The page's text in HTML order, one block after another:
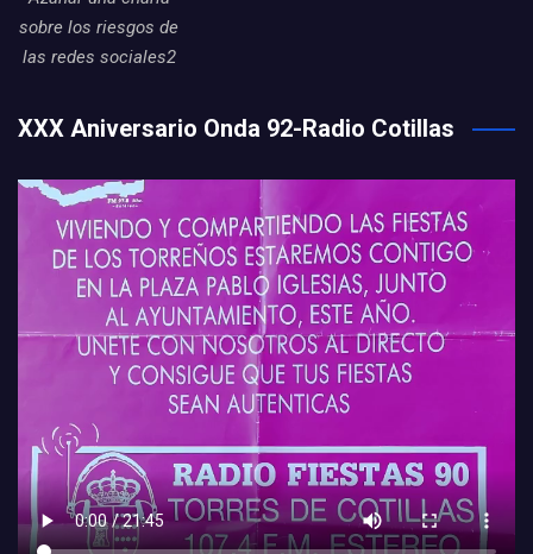
sobre los riesgos de
las redes sociales2
XXX Aniversario Onda 92-Radio Cotillas